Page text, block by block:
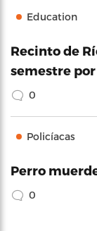
Education
Recinto de
semestre
0
Policíacas
Perro
0